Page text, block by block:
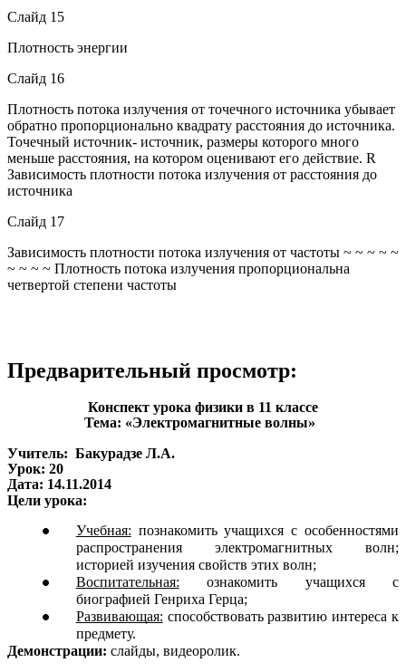
Слайд 15
Плотность энергии
Слайд 16
Плотность потока излучения от точечного источника убывает
обратно пропорционально квадрату расстояния до источника.
Точечный источник- источник, размеры которого много
меньше расстояния, на котором оценивают его действие. R
Зависимость плотности потока излучения от расстояния до
источника
Слайд 17
Зависимость плотности потока излучения от частоты ~ ~ ~ ~ ~
~ ~ ~ ~ Плотность потока излучения пропорциональна
четвертой степени частоты
Предварительный просмотр:
Конспект урока физики в 11 классе
Тема: «Электромагнитные волны»
Учитель: Бакурадзе Л.А.
Урок: 20
Дата: 14.11.2014
Цели урока:
Учебная: познакомить учащихся с особенностями
распространения электромагнитных волн;
историей изучения свойств этих волн;
Воспитательная: ознакомить учащихся с
биографией Генриха Герца;
Развивающая: способствовать развитию интереса к
предмету.
Демонстрации: слайды, видеоролик.